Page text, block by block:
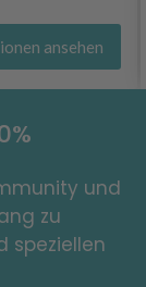
ansehen
und
zu
speziellen